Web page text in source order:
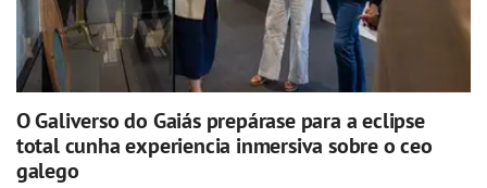
O Galiverso do Gaiás prepárase para a eclipse
total cunha experiencia inmersiva sobre o ceo
galego